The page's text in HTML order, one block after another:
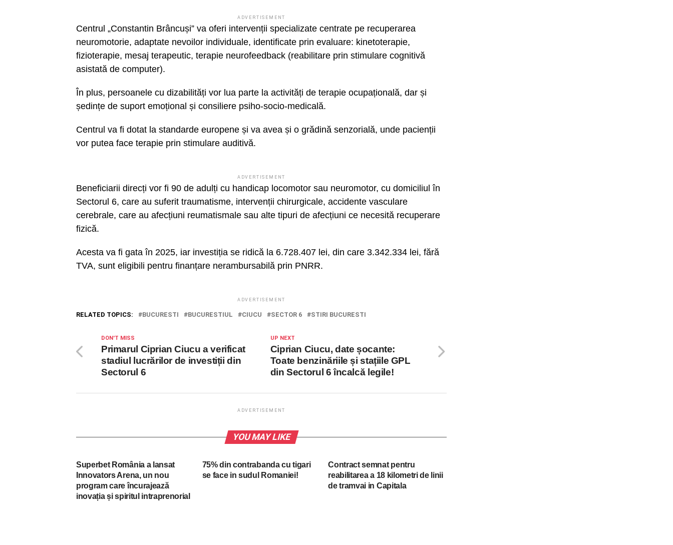
ADVERTISEMENT
Centrul „Constantin Brâncuși” va oferi intervenții specializate centrate pe recuperarea
neuromotorie, adaptate nevoilor individuale, identificate prin evaluare: kinetoterapie,
fizioterapie, mesaj terapeutic, terapie neurofeedback (reabilitare prin stimulare cognitivă
asistată de computer).
În plus, persoanele cu dizabilități vor lua parte la activități de terapie ocupațională, dar și
ședințe de suport emoțional și consiliere psiho-socio-medicală.
Centrul va fi dotat la standarde europene și va avea și o grădină senzorială, unde pacienții
vor putea face terapie prin stimulare auditivă.
ADVERTISEMENT
Beneficiarii direcți vor fi 90 de adulți cu handicap locomotor sau neuromotor, cu domiciliul în
Sectorul 6, care au suferit traumatisme, intervenții chirurgicale, accidente vasculare
cerebrale, care au afecțiuni reumatismale sau alte tipuri de afecțiuni ce necesită recuperare
fizică.
Acesta va fi gata în 2025, iar investiția se ridică la 6.728.407 lei, din care 3.342.334 lei, fără
TVA, sunt eligibili pentru finanțare nerambursabilă prin PNRR.
ADVERTISEMENT
RELATED TOPICS: BUCURESTI BUCURESTIUL CIUCU SECTOR 6 STIRI BUCURESTI
UP NEXT
Ciprian Ciucu, date șocante:
Toate benzinăriile și stațiile GPL
din Sectorul 6 încalcă legile!
DON'T MISS
Primarul Ciprian Ciucu a verificat
stadiul lucrărilor de investiții din
Sectorul 6
ADVERTISEMENT
YOU MAY LIKE
Superbet România a lansat
Innovators Arena, un nou
program care încurajează
inovația și spiritul intraprenorial
75% din contrabanda cu tigari
se face in sudul Romaniei!
Contract semnat pentru
reabilitarea a 18 kilometri de linii
de tramvai in Capitala